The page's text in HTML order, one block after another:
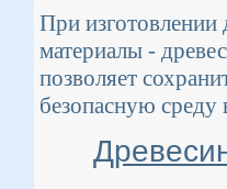
При изготовлении
материалы -
позволяет
безопасную